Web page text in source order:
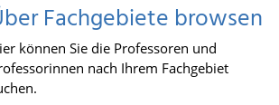
Fachgebiete browsen
können Sie die Professoren und
nach Ihrem Fachgebiet